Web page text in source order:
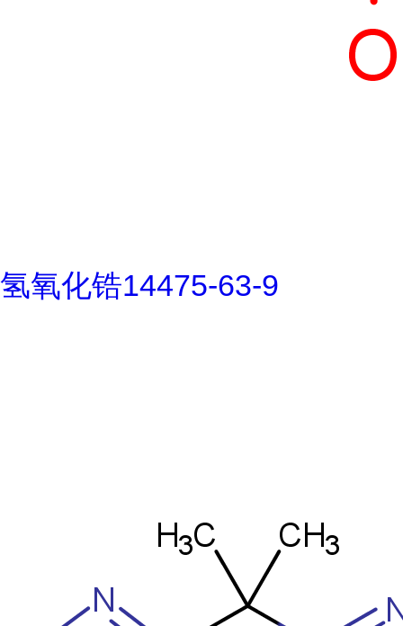
氢氧化锆14475-63-9